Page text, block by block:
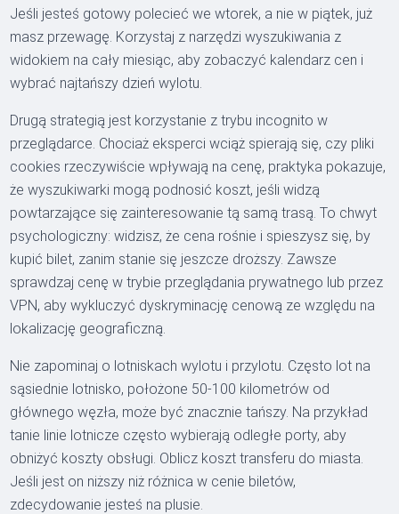
Jeśli jesteś gotowy polecieć we wtorek, a nie w piątek, już
masz przewagę. Korzystaj z narzędzi wyszukiwania z
widokiem na cały miesiąc, aby zobaczyć kalendarz cen i
wybrać najtańszy dzień wylotu.
Drugą strategią jest korzystanie z trybu incognito w
przeglądarce. Chociaż eksperci wciąż spierają się, czy pliki
cookies rzeczywiście wpływają na cenę, praktyka pokazuje,
że wyszukiwarki mogą podnosić koszt, jeśli widzą
powtarzające się zainteresowanie tą samą trasą. To chwyt
psychologiczny: widzisz, że cena rośnie i spieszysz się, by
kupić bilet, zanim stanie się jeszcze droższy. Zawsze
sprawdzaj cenę w trybie przeglądania prywatnego lub przez
VPN, aby wykluczyć dyskryminację cenową ze względu na
lokalizację geograficzną.
Nie zapominaj o lotniskach wylotu i przylotu. Często lot na
sąsiednie lotnisko, położone 50-100 kilometrów od
głównego węzła, może być znacznie tańszy. Na przykład
tanie linie lotnicze często wybierają odległe porty, aby
obniżyć koszty obsługi. Oblicz koszt transferu do miasta.
Jeśli jest on niższy niż różnica w cenie biletów,
zdecydowanie jesteś na plusie.